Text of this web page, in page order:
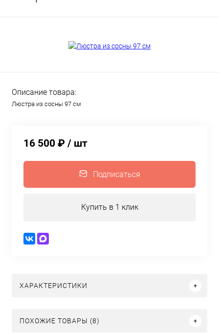
Описание товара:
Люстра из сосны 97 см
16 500 ₽ / шт
Подписаться
Купить в 1 клик
ХАРАКТЕРИСТИКИ
ПОХОЖИЕ ТОВАРЫ (8)